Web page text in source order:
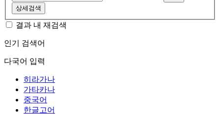
상세검색
결과 내 재검색
인기 검색어
다국어 입력
히라가나
가타카나
중국어
한글고어